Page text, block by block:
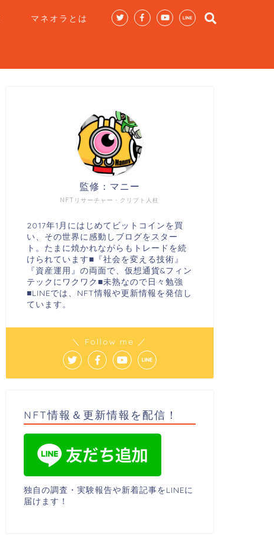
マネオラとは
NFTリサーチャー・クリプト人柱
監修：マニー
2017年1月にはじめてビットコインを買
い、その世界に感動しブログをスター
ト。たまに焼かれながらもトレードを続
けられています■『社会を変える技術』
『資産運用』の両面で、仮想通貨&フィン
テックにワクワク■未熟なので日々勉強
■LINEでは、NFT情報や更新情報を発信し
ています。
＼ Follow me ／
NFT情報＆更新情報を配信！
独自の調査・実験報告や新着記事をLINEに
届けます！